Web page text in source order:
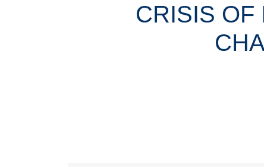
CRISIS OF